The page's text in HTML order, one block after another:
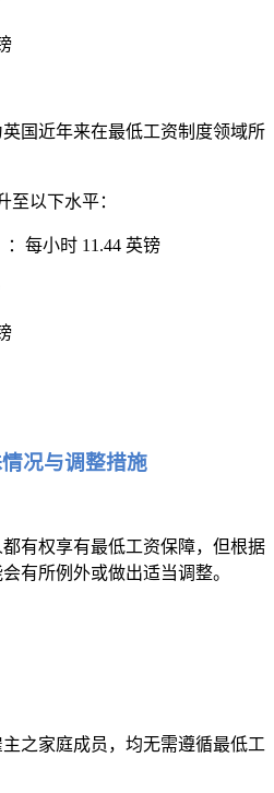
国近年来在最低工资制度领域所
至以下水平：
：每小时 11.44 英镑
况与调整措施
有权享有最低工资保障，但根据
有所例外或做出适当调整。
之家庭成员，均无需遵循最低工